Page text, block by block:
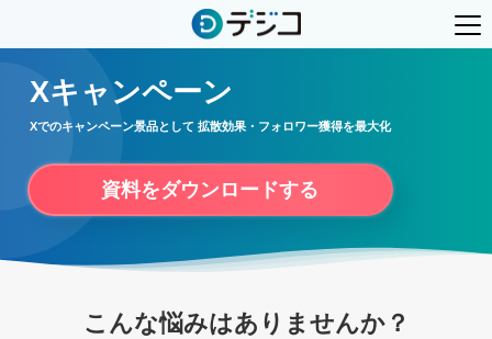
Xキャンペーン
Xでのキャンペーン景品として 拡散効果・フォロワー獲得を最大化
資料をダウンロードする
こんな悩みはありませんか？